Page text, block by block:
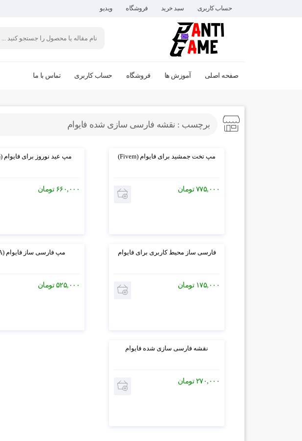
حساب کاربری سبد خرید فروشگاه ویدیو
صفحه اصلی آموزش ها فروشگاه حساب کاربری تماس با ما
برچسب : نقشه فارسی سازی شده فایوام
مپ تخت جمشید برای فایوام (Fivem)
۷۷۵,۰۰۰ تومان
مپ عید نوروز برای فایوام (Fivem)
۶۶۰,۰۰۰ تومان
فارسی ساز محیط کاربری برای فایوام
۱۷۵,۰۰۰ تومان
مپ فارسی ساز فایوام (GTA)
۵۲۵,۰۰۰ تومان
نقشه فارسی سازی شده فایوام
۲۷۰,۰۰۰ تومان